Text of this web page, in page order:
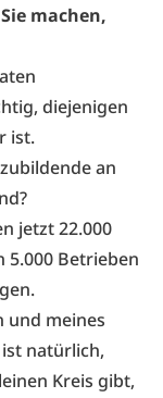
machen,
diejenigen
ist.
an
jetzt 22.000
5.000 Betrieben
und meines
natürlich,
Kreis gibt,